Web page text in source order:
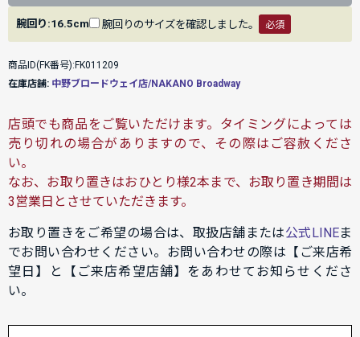
腕回り:16.5cm 腕回りのサイズを確認しました。 必須
商品ID(FK番号):FK011209
在庫店舗: 中野ブロードウェイ店/NAKANO Broadway
店頭でも商品をご覧いただけます。タイミングによっては
売り切れの場合がありますので、その際はご容赦くださ
い。
なお、お取り置きはおひとり様2本まで、お取り置き期間は
3営業日とさせていただきます。
お取り置きをご希望の場合は、取扱店舗または公式LINEま
でお問い合わせください。お問い合わせの際は【ご来店希
望日】と【ご来店希望店舗】をあわせてお知らせくださ
い。